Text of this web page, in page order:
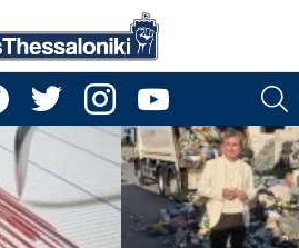
facebooktwitter instagramyoutube